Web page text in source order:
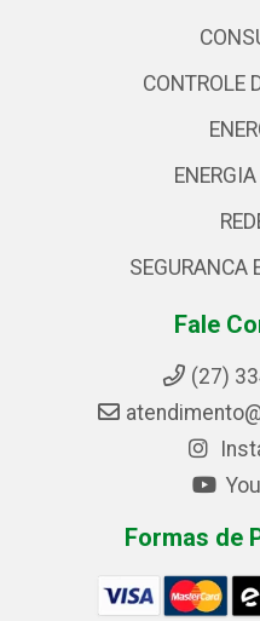
CONTROLE
SEGURANCA
Fale
(27)
Formas de